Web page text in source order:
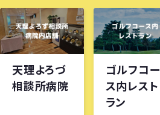
天理よろづ
相談所病院
ゴルフコー
ス内レスト
ラン